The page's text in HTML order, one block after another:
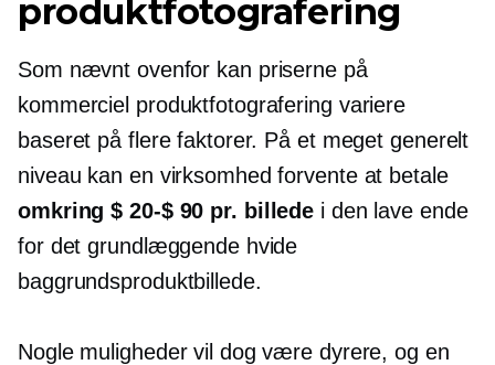
produktfotografering
Som nævnt ovenfor kan priserne på
kommerciel produktfotografering variere
baseret på flere faktorer. På et meget generelt
niveau kan en virksomhed forvente at betale
omkring$ 20-$ 90 pr. billede i den lave ende
for det grundlæggende hvide
baggrundsproduktbillede.
Nogle muligheder vil dog være dyrere, og en